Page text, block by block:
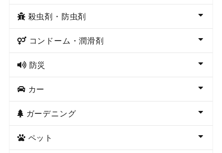
殺虫剤・防虫剤
コンドーム・潤滑剤
防災
カー
ガーデニング
ペット